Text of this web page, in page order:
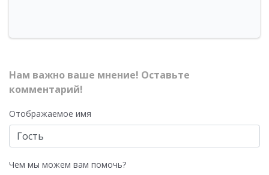
Нам важно ваше мнение! Оставьте
комментарий!
Отображаемое имя
Чем мы можем вам помочь?